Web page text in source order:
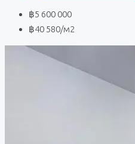
฿5 600 000
฿40 580/м2